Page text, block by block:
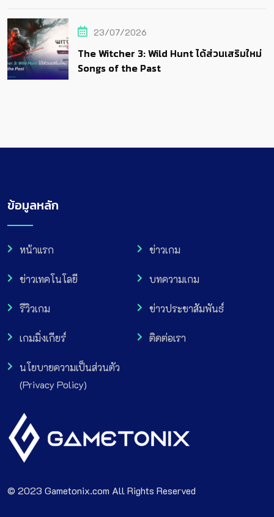
23/07/2026
The Witcher 3: Wild Hunt ได้ส่วนเสริมใหม่
Songs of the Past
ข้อมูลหลัก
หน้าแรก ข่าวเกม
ข่าวเทคโนโลยี บทความเกม
รีวิวเกม ข่าวประชาสัมพันธ์
เกมมิ่งเกียร์ ติดต่อเรา
นโยบายความเป็นส่วนตัว
(Privacy Policy)
© 2023 Gametonix.com All Rights Reserved